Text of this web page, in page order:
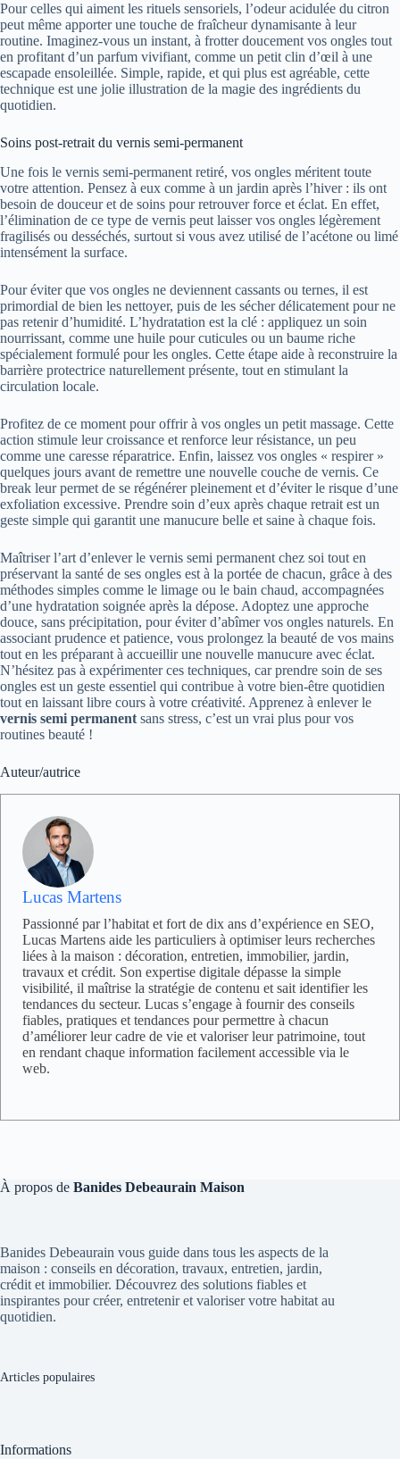
Pour celles qui aiment les rituels sensoriels, l’odeur acidulée du citron
peut même apporter une touche de fraîcheur dynamisante à leur
routine. Imaginez-vous un instant, à frotter doucement vos ongles tout
en profitant d’un parfum vivifiant, comme un petit clin d’œil à une
escapade ensoleillée. Simple, rapide, et qui plus est agréable, cette
technique est une jolie illustration de la magie des ingrédients du
quotidien.
Soins post-retrait du vernis semi-permanent
Une fois le vernis semi-permanent retiré, vos ongles méritent toute
votre attention. Pensez à eux comme à un jardin après l’hiver : ils ont
besoin de douceur et de soins pour retrouver force et éclat. En effet,
l’élimination de ce type de vernis peut laisser vos ongles légèrement
fragilisés ou desséchés, surtout si vous avez utilisé de l’acétone ou limé
intensément la surface.
Pour éviter que vos ongles ne deviennent cassants ou ternes, il est
primordial de bien les nettoyer, puis de les sécher délicatement pour ne
pas retenir d’humidité. L’hydratation est la clé : appliquez un soin
nourrissant, comme une huile pour cuticules ou un baume riche
spécialement formulé pour les ongles. Cette étape aide à reconstruire la
barrière protectrice naturellement présente, tout en stimulant la
circulation locale.
Profitez de ce moment pour offrir à vos ongles un petit massage. Cette
action stimule leur croissance et renforce leur résistance, un peu
comme une caresse réparatrice. Enfin, laissez vos ongles « respirer »
quelques jours avant de remettre une nouvelle couche de vernis. Ce
break leur permet de se régénérer pleinement et d’éviter le risque d’une
exfoliation excessive. Prendre soin d’eux après chaque retrait est un
geste simple qui garantit une manucure belle et saine à chaque fois.
Maîtriser l’art d’enlever le vernis semi permanent chez soi tout en
préservant la santé de ses ongles est à la portée de chacun, grâce à des
méthodes simples comme le limage ou le bain chaud, accompagnées
d’une hydratation soignée après la dépose. Adoptez une approche
douce, sans précipitation, pour éviter d’abîmer vos ongles naturels. En
associant prudence et patience, vous prolongez la beauté de vos mains
tout en les préparant à accueillir une nouvelle manucure avec éclat.
N’hésitez pas à expérimenter ces techniques, car prendre soin de ses
ongles est un geste essentiel qui contribue à votre bien-être quotidien
tout en laissant libre cours à votre créativité. Apprenez à enlever le
vernis semi permanent sans stress, c’est un vrai plus pour vos
routines beauté !
Auteur/autrice
Lucas Martens
Passionné par l’habitat et fort de dix ans d’expérience en SEO,
Lucas Martens aide les particuliers à optimiser leurs recherches
liées à la maison : décoration, entretien, immobilier, jardin,
travaux et crédit. Son expertise digitale dépasse la simple
visibilité, il maîtrise la stratégie de contenu et sait identifier les
tendances du secteur. Lucas s’engage à fournir des conseils
fiables, pratiques et tendances pour permettre à chacun
d’améliorer leur cadre de vie et valoriser leur patrimoine, tout
en rendant chaque information facilement accessible via le
web.
À propos de Banides Debeaurain Maison
Banides Debeaurain vous guide dans tous les aspects de la
maison : conseils en décoration, travaux, entretien, jardin,
crédit et immobilier. Découvrez des solutions fiables et
inspirantes pour créer, entretenir et valoriser votre habitat au
quotidien.
Articles populaires
Informations